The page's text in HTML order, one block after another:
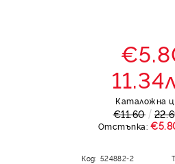
Каталожна
€11.60
Отстъпка:
Код: 524882-2